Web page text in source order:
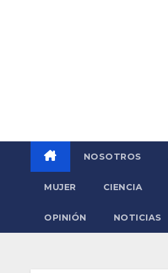
NOSOTROS
MUJER CIENCIA
OPINIÓN NOTICIAS